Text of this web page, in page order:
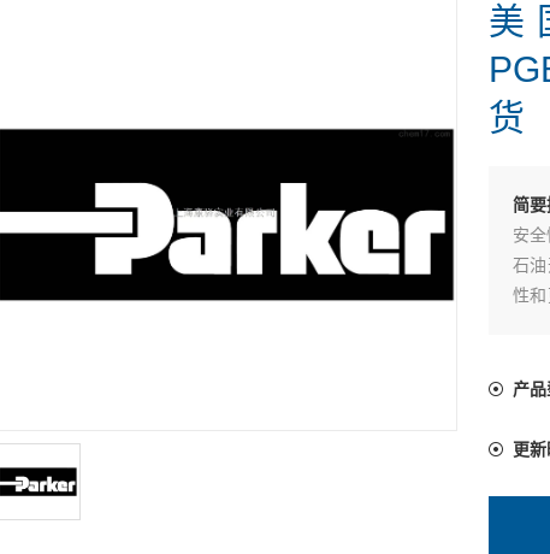
美
货
简要
安
石
性
产品
更新